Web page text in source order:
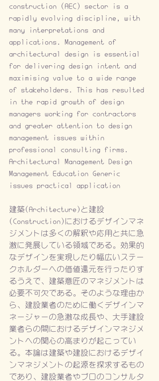
construction (AEC) sector is a
rapidly evolving discipline, with
many interpretations and
applications. Management of
architectural design is essential
for delivering design intent and
maximising value to a wide range
of stakeholders. This has resulted
in the rapid growth of design
managers working for contractors
and greater attention to design
management issues within
professional consulting firms.
Architectural Management Design
Management Education Generic
issues practical application
建築(Architecture)と建設
(Construction)におけるデザインマネ
ジメントは多くの解釈や応用と共に急
激に発展している領域である。効果的
なデザインを実現したり幅広いステー
クホルダーへの価値還元を行ったりす
るうえで、建築意匠のマネジメントは
必要不可欠である。そのような理由か
ら、建設業者のために働くデザインマ
ネージャーの急激な成長や、大手建設
業者らの間におけるデザインマネジメ
ントへの関心の高まりが起こってい
る。本論は建築や建設におけるデザイ
ンマネジメントの起源を探求するもの
であり、建設業者やプロのコンサルタ